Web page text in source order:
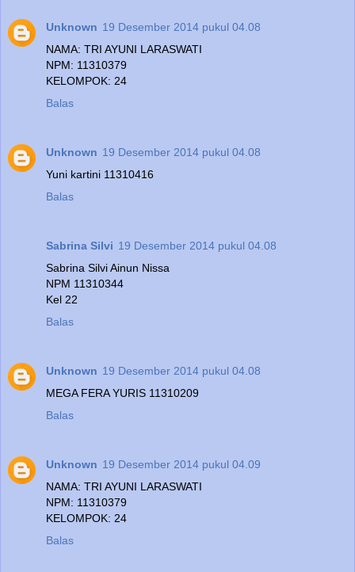
Unknown 19 Desember 2014 pukul 04.08
NAMA: TRI AYUNI LARASWATI
NPM: 11310379
KELOMPOK: 24
Balas
Unknown 19 Desember 2014 pukul 04.08
Yuni kartini 11310416
Balas
Sabrina Silvi 19 Desember 2014 pukul 04.08
Sabrina Silvi Ainun Nissa
NPM 11310344
Kel 22
Balas
Unknown 19 Desember 2014 pukul 04.08
MEGA FERA YURIS 11310209
Balas
Unknown 19 Desember 2014 pukul 04.09
NAMA: TRI AYUNI LARASWATI
NPM: 11310379
KELOMPOK: 24
Balas